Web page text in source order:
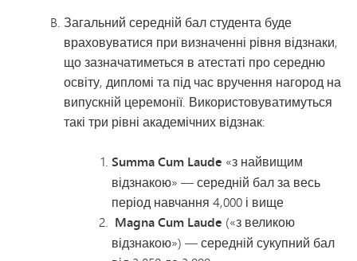
Загальний середній бал студента буде
враховуватися при визначенні рівня відзнаки,
що зазначатиметься в атестаті про середню
освіту, дипломі та під час вручення нагород на
випускній церемонії. Використовуватимуться
такі три рівні академічних відзнак:
Summa Cum Laude «з найвищим
відзнакою» — середній бал за весь
період навчання 4,000 і вище
Magna Cum Laude («з великою
відзнакою») — середній сукупний бал